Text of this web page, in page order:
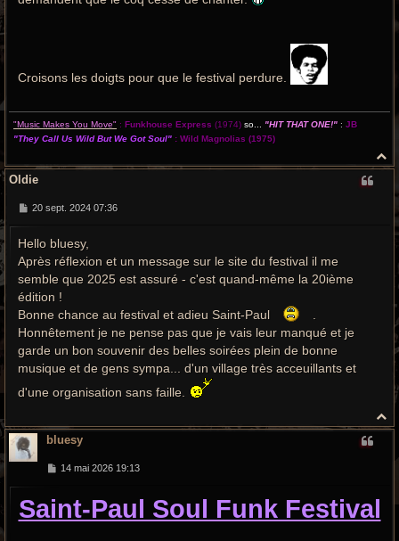
Croisons les doigts pour que le festival perdure.
"Music Makes You Move" : Funkhouse Express (1974) so... "HIT THAT ONE!" : JB
"They Call Us Wild But We Got Soul" : Wild Magnolias (1975)
a
Oldie
M
s
g
e
20 sept. 2024 07:36
Hello bluesy,
Après réflexion et un message sur le site du festival il me
semble que 2025 est assuré - c'est quand-même la 20ième
édition !
Bonne chance au festival et adieu Saint-Paul
Honnêtement je ne pense pas que je vais leur manqué et je
garde un bon souvenir des belles soirées plein de bonne
musique et de gens sympa... d'un village très acceuillants et
d'une organisation sans faille.
a
bluesy
M
s
g
14 mai 2026 19:13
Saint-Paul Soul Funk Festival